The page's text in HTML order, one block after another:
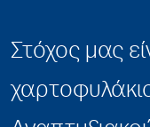
Στόχος μας